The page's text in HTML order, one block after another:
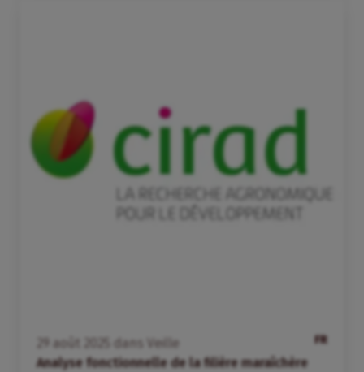
FR
août dans
Veille
Analyse fonctionnelle de la filière maraîchère